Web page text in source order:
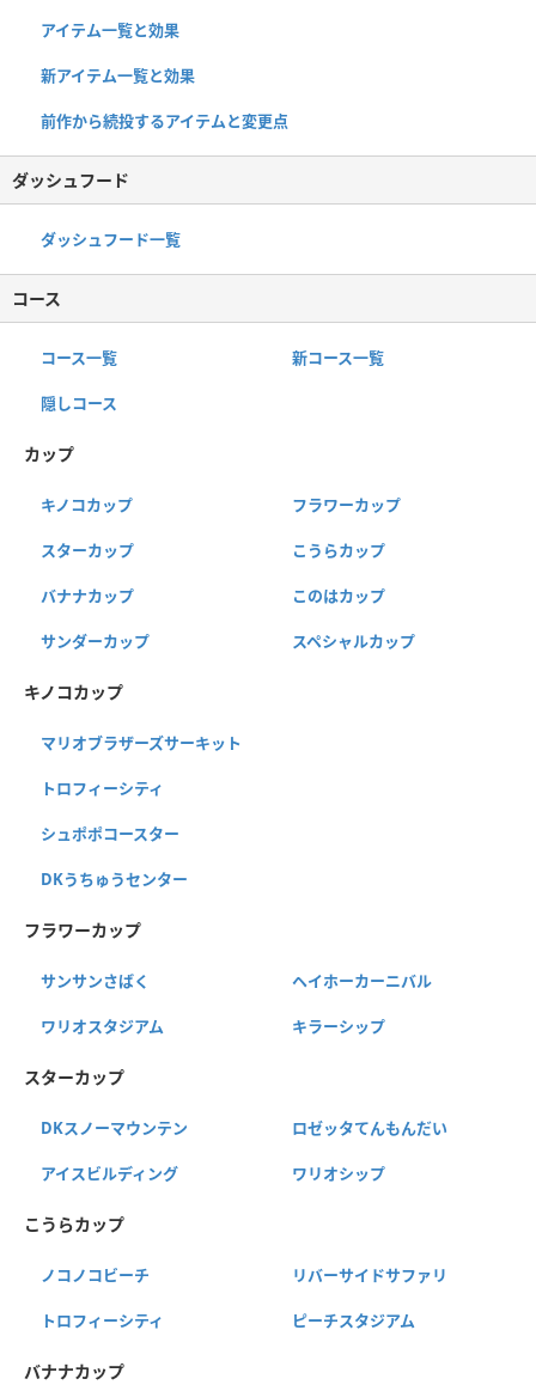
アイテム一覧と効果
新アイテム一覧と効果
前作から続投するアイテムと変更点
ダッシュフード
ダッシュフード一覧
コース
コース一覧 新コース一覧
隠しコース
カップ
キノコカップ フラワーカップ
スターカップ こうらカップ
バナナカップ このはカップ
サンダーカップ スペシャルカップ
キノコカップ
マリオブラザーズサーキット
トロフィーシティ
シュポポコースター
DKうちゅうセンター
フラワーカップ
サンサンさばく ヘイホーカーニバル
ワリオスタジアム キラーシップ
スターカップ
DKスノーマウンテン ロゼッタてんもんだい
アイスビルディング ワリオシップ
こうらカップ
ノコノコビーチ リバーサイドサファリ
トロフィーシティ ピーチスタジアム
バナナカップ